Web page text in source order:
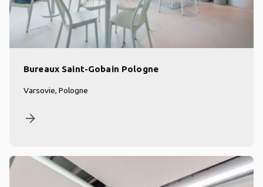
Bureaux Saint-Gobain Pologne
Varsovie, Pologne
arrow_forward